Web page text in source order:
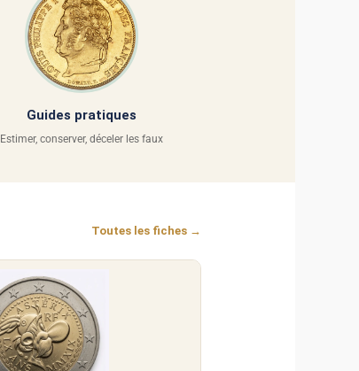
Guides pratiques
Estimer, conserver, déceler les faux
Toutes les fiches →